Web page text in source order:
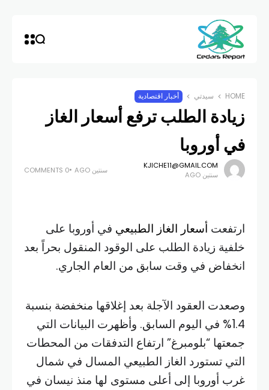
HOME سيدتي أخبار اقتصادية
زيادة الطلب ترفع أسعار الغاز
في أوروبا
KJICHE11@GMAIL.COM
سنتين AGO
سنتين AGO 0 COMMENTS
ارتفعت أسعار الغاز الطبيعي في أوروبا على
خلفية زيادة الطلب على الوقود المنقول بحراً بعد
انخفاض في وقت سابق من العام الجاري.
وصعدت العقود الآجلة بعد إغلاقها منخفضة بنسبة
1.4% في اليوم السابق. وأظهرت البيانات التي
جمعتها “بلومبرغ” ارتفاع التدفقات من المحطات
التي تستورد الغاز الطبيعي المسال في شمال
غرب أوروبا إلى أعلى مستوى لها منذ نيسان في